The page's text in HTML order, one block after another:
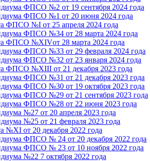
ФПСО №2 от 19 сентября 2024 года
ФПСО №1 от 20 июня 2024 года
ФПСО №I от 25 апреля 2024 года
ФПСО №34 от 28 марта 2024 года
ФПСО №XIVот 28 марта 2024 года
ФПСО №33 от 29 февраля 2024 года
ФПСО №32 от 23 января 2024 года
ФПСО №XIII от 21 декабря 2023 года
ФПСО №31 от 21 декабря 2023 года
ФПСО №30 от 19 октября 2023 года
ФПСО №29 от 21 сентября 2023 года
ФПСО №28 от 22 июня 2023 года
№27 от 20 апреля 2023 года
№25 от 21 февраля 2023 года
№XI от 20 декабря 2022 года
ФПСО № 24 от 20 декабря 2022 года
ФПСО № 23 от 10 ноября 2022 года
№22 7 октября 2022 года